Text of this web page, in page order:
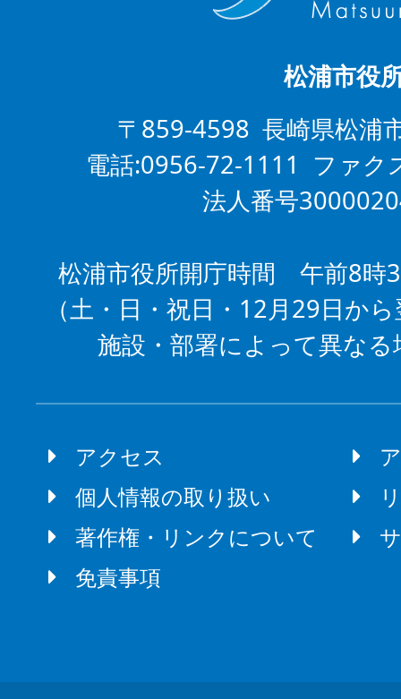
松浦市役
〒859-4598 長崎県松浦
電話:0956-72-1111 ファ
法人番号
松浦市役所開庁時間 午前8時
（土・日・祝日・12月29日か
施設・部署によって異な
アクセス
個人情報の取り扱い
著作権・リンクについて
免責事項